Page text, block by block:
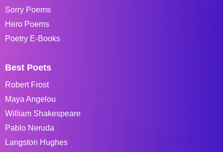
Sorry Poems
Hero Poems
Poetry E-Books
Best Poets
Robert Frost
Maya Angelou
William Shakespeare
Pablo Neruda
Langston Hughes